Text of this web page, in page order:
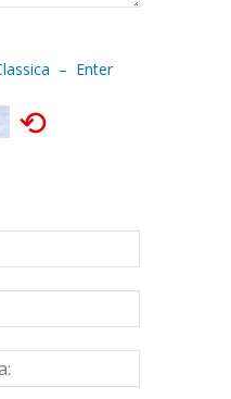
– Enter
⟲